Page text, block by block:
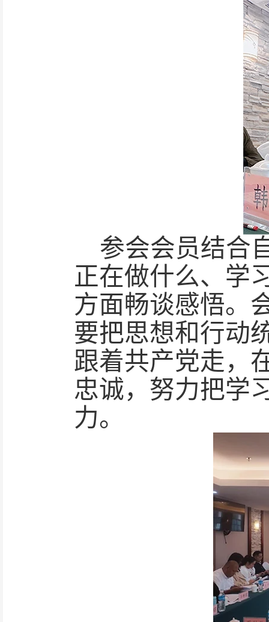
参会会员结合
正在做什么、学
方面畅谈感悟。
要把思想和行动
跟着共产党走，
忠诚，努力把学
力。